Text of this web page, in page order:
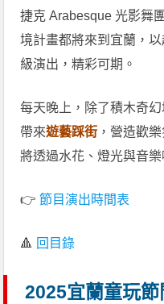
捷克 Arabesque 光影舞
境計畫都將來到宜蘭，
級演出，精彩可期。
每天晚上，除了積木奇
帶來遊藝踩街 ，營造歡
將透過水花、燈光與音樂
👉節目演出時間表
🔺 回目錄
2025宜蘭童玩